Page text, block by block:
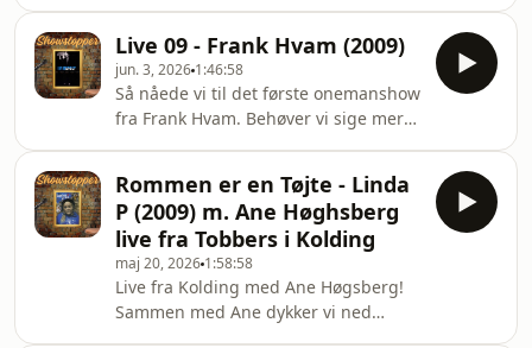
på upfestival.dk.God fornøjelse ❤️
Bjørn &amp; SørenKan strea
først og fremmest en masse grineren
stand-up, men ikke mindst også små-
profetiske forudsigelser, som kun gør
showet endnu morsomt. Hør bl.a.
fremragende crowd-work,
Showstopper ASMR og meget, meget
mere.Go' fornøjelse ❤️Bjørn &amp;
SørenVi kunne ikke finde Fremtid.nu
Live 09 - Frank Hvam (2009)
jun. 3, 2026 1:46:58
Så nåede vi til det første onemanshow
fra Frank Hvam. Behøver vi sige mere?
Søren(Vi kunne desværre ikke finde
showet online. Så der skal shoppes
dvd, hvis man vil se Live '09.) Hosted
on Acast. See acast.com/privacy for
more information.
Rommen er en Tøjte - Linda
P (2009) m. Ane Høghsberg
live fra Tobbers i Kolding
maj 20, 2026 1:58:58
Live fra Kolding med Ane Høgsberg!
Sammen med Ane dykker vi ned